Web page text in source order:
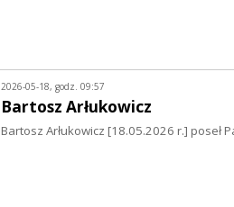
2026-05-18, godz. 09:57
Bartosz Arłukowicz
Bartosz Arłukowicz [18.05.2026 r.]